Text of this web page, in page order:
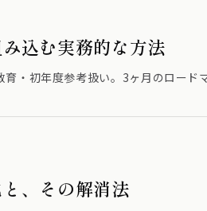
込む実務的な方法
・初年度参考扱い。3ヶ月のロード
、その解消法